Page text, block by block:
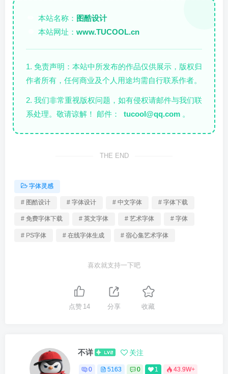
本站名称： 图酷设计
本站网址： www.TUCOOL.cn
1. 免责声明：本站中所发布的作品仅供展示，版权归
作者所有，任何商业及个人用途均需自行联系作者。
2. 我们非常重视版权问题，如有侵权请邮件与我们联
系处理。敬请谅解！ 邮件：
tucool@qq.com 。
THE END
字体灵感
# 图酷设计 # 字体设计 # 中文字体 # 字体下载
# 免费字体下载 # 英文字体 # 艺术字体 # 字体
# PS字体 # 在线字体生成 # 宿心集艺术字体
喜欢就支持一下吧
点赞 14 分享 收藏
不详 关注
0 5163 0 1 43.9W+